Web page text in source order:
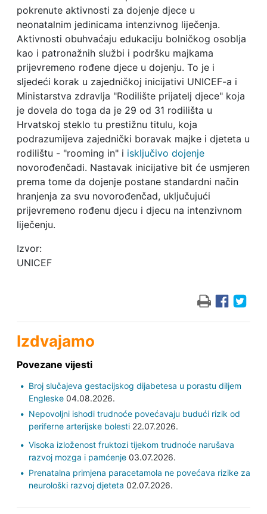
pokrenute aktivnosti za dojenje djece u
neonatalnim jedinicama intenzivnog liječenja.
Aktivnosti obuhvaćaju edukaciju bolničkog osoblja
kao i patronažnih službi i podršku majkama
prijevremeno rođene djece u dojenju. To je i
sljedeći korak u zajedničkoj inicijativi UNICEF-a i
Ministarstva zdravlja "Rodilište prijatelj djece" koja
je dovela do toga da je 29 od 31 rodilišta u
Hrvatskoj steklo tu prestižnu titulu, koja
podrazumijeva zajednički boravak majke i djeteta u
rodilištu - "rooming in" i isključivo dojenje
novorođenčadi. Nastavak inicijative bit će usmjeren
prema tome da dojenje postane standardni način
hranjenja za svu novorođenčad, uključujući
prijevremeno rođenu djecu i djecu na intenzivnom
liječenju.
Izvor:
UNICEF
Izdvajamo
Povezane vijesti
Broj slučajeva gestacijskog dijabetesa u porastu diljem
Engleske04.08.2026.
Nepovoljni ishodi trudnoće povećavaju budući rizik od
periferne arterijske bolesti22.07.2026.
Visoka izloženost fruktozi tijekom trudnoće narušava
razvoj mozga i pamćenje03.07.2026.
Prenatalna primjena paracetamola ne povećava rizike za
neurološki razvoj djeteta 02.07.2026.